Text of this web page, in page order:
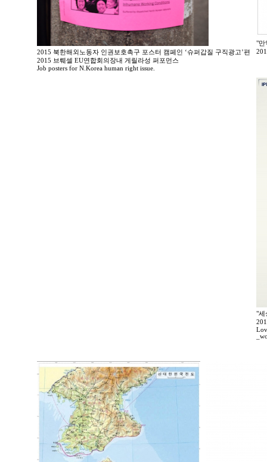
2015 북한해외노동자 인권보호촉구 포스터 캠페인 ‘슈퍼갑질 구직광고’편
2015 브뤠셀 EU연합회의장내 게릴라성 퍼포먼스
Job posters for N.Korea human right issue.
"만
"세